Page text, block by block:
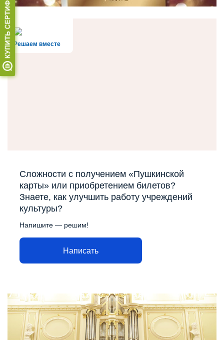
Решаем вместе
Сложности с получением «Пушкинской
карты» или приобретением билетов?
Знаете, как улучшить работу учреждений
культуры?
Напишите — решим!
Написать